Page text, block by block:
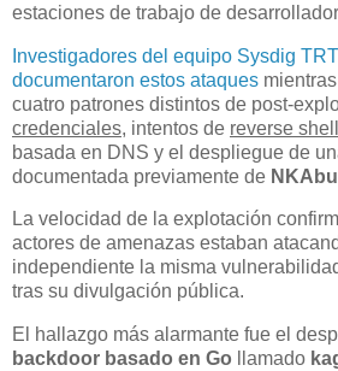
estaciones de trabajo de
Investigadores del equipo Sysdig
documentaron estos ataques
cuatro patrones distintos de post-
credenciales, intentos de reverse shell
basada en DNS y el despliegue de
documentada previamente de
La velocidad de la explotación
actores de amenazas estaban
independiente la misma
tras su divulgación pública.
El hallazgo más alarmante fue el
backdoor basado en Go llamado